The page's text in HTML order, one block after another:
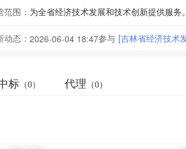
范围：
动态： 2026-06-04 18:47参与 [吉林省经济技术
标 （0） 代理 （0）